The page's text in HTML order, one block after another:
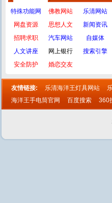
特殊功能网 佛教网站
乐清网站
网盘资源
思想人文
新闻资讯
招聘求职
汽车网站
自媒体
人文讲座
网上银行
搜索引擎
安全防护
婚恋交友
友情链接: 乐清海洋王灯具网站
海洋王手电筒官网
百度搜索 360